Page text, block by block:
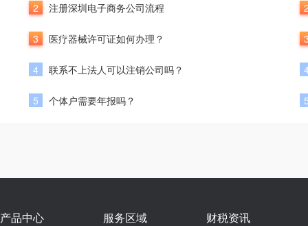
2 注册深圳电子商务公司流程
3 医疗器械许可证如何办理？
4 联系不上法人可以注销公司吗？
5 个体户需要年报吗？
产品中心 服务区域 财税资讯